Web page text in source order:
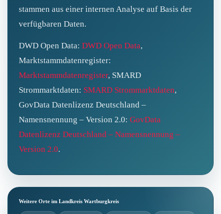
stammen aus einer internen Analyse auf Basis der
verfügbaren Daten.
DWD Open Data: DWD Open Data,
Marktstammdatenregister:
Marktstammdatenregister, SMARD
Strommarktdaten: SMARD Strommarktdaten,
GovData Datenlizenz Deutschland –
Namensnennung – Version 2.0: GovData
Datenlizenz Deutschland – Namensnennung –
Version 2.0.
Weitere Orte im Landkreis Wartburgkreis